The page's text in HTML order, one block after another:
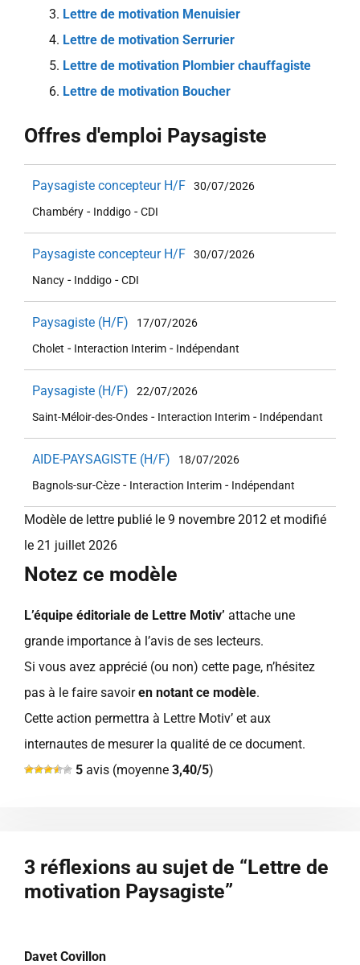
Lettre de motivation Menuisier
Lettre de motivation Serrurier
Lettre de motivation Plombier chauffagiste
Lettre de motivation Boucher
Offres d'emploi Paysagiste
Paysagiste concepteur H/F
30/07/2026
Chambéry - Inddigo -CDI
Paysagiste concepteur H/F
30/07/2026
Nancy - Inddigo -CDI
Paysagiste (H/F)
17/07/2026
Cholet - Interaction Interim - Indépendant
Paysagiste (H/F)
22/07/2026
Saint-Méloir-des-Ondes - Interaction Interim - Indépendant
AIDE-PAYSAGISTE (H/F)
18/07/2026
Bagnols-sur-Cèze - Interaction Interim - Indépendant
Modèle de lettre publié le 9 novembre 2012 et modifié
le 21 juillet 2026
Notez ce modèle
L’équipe éditoriale de Lettre Motiv’ attache une
grande importance à l’avis de ses lecteurs.
Si vous avez apprécié (ou non) cette page, n’hésitez
pas à le faire savoiren notant ce modèle.
Cette action permettra à Lettre Motiv’ et aux
internautes de mesurer la qualité de ce document.
5 avis (moyenne 3,40/5)
3 réflexions au sujet de “Lettre de
motivation Paysagiste”
Davet Covillon